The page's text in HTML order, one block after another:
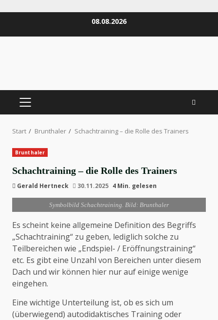
08.08.2026
PRIMÄRES
Start Brunthaler Schachtraining – die Rolle des Trainers
Brunthaler
Schachtraining – die Rolle des Trainers
Gerald Hertneck 30.11.2025 4 Min. gelesen
Symbolbild Schachtraining. Bild: Brunthaler
Es scheint keine allgemeine Definition des Begriffs
„Schachtraining“ zu geben, lediglich solche zu
Teilbereichen wie „Endspiel- / Eröffnungstraining“
etc. Es gibt eine Unzahl von Bereichen unter diesem
Dach und wir können hier nur auf einige wenige
eingehen.
Eine wichtige Unterteilung ist, ob es sich um
(überwiegend) autodidaktisches Training oder